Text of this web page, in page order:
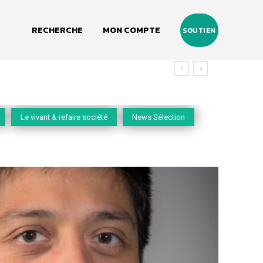
RECHERCHE MON COMPTE SOUTIEN
Le vivant & refaire société News Sélection